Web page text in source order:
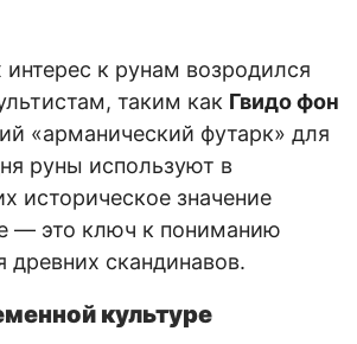
интерес к рунам возродился
таким как Гвидо фон
«арманический футарк» для
руны используют в
историческое значение
— это ключ к пониманию
древних скандинавов.
культуре